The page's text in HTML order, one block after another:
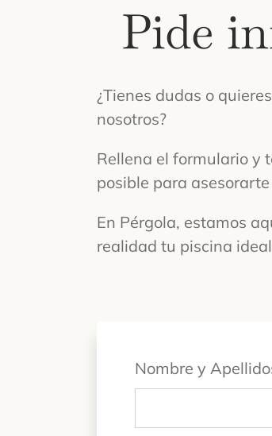
Pide
¿Tienes dudas o
nosotros?
Rellena el formulario y
posible para
En Pérgola, estamos
realidad tu piscina
Nombre y